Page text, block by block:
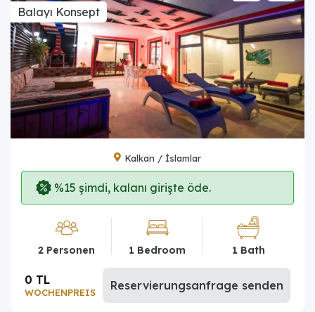
Balayı Konsept
Kalkan / İslamlar
%15 şimdi, kalanı girişte öde.
2 Personen 1 Bedroom 1 Bath
WOCHENPREIS
0 TL Reservierungsanfrage senden